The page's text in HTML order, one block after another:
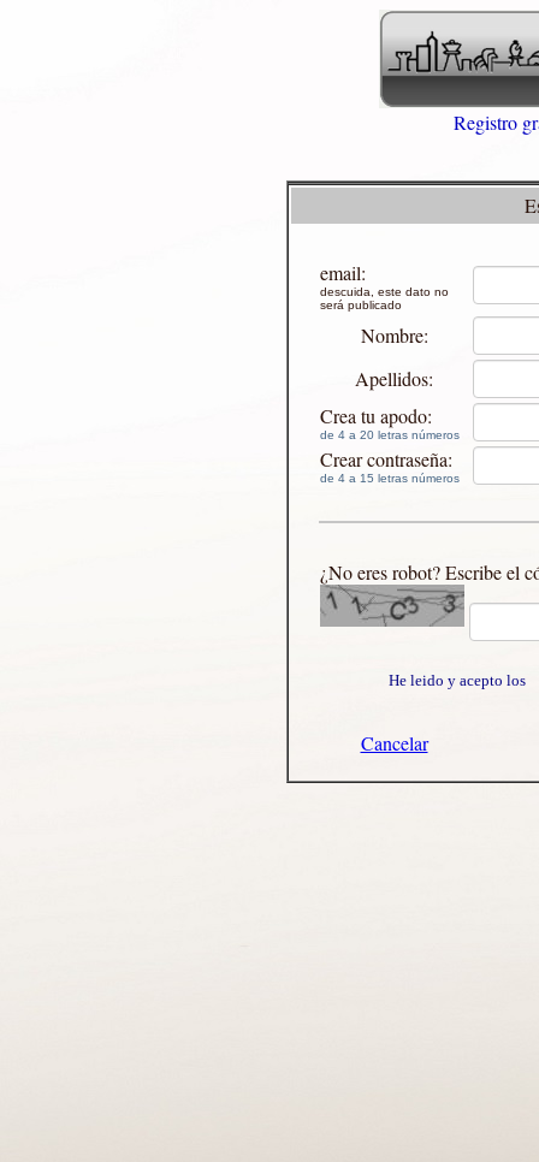
Registro
email:
descuida, este dato no
será publicado
Nombre:
Apellidos:
Crea tu apodo:
de 4 a 20 letras números
Crear contraseña:
de 4 a 15 letras números
¿No eres robot? Escribe el
He leido y acepto los
Cancelar